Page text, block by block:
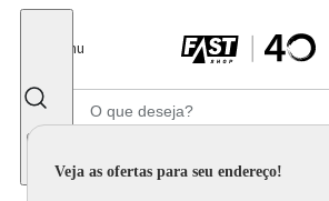
Menu
Veja as ofertas para seu endereço!